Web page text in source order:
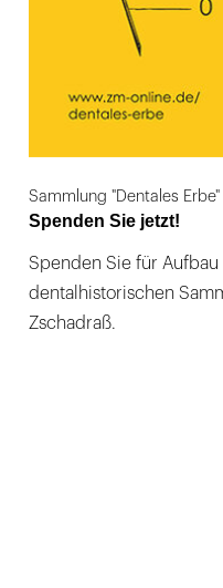
Sammlung "Dentales Erbe"
Spenden Sie jetzt!
Spenden Sie für
dentalhistorischen
Zschadraß.